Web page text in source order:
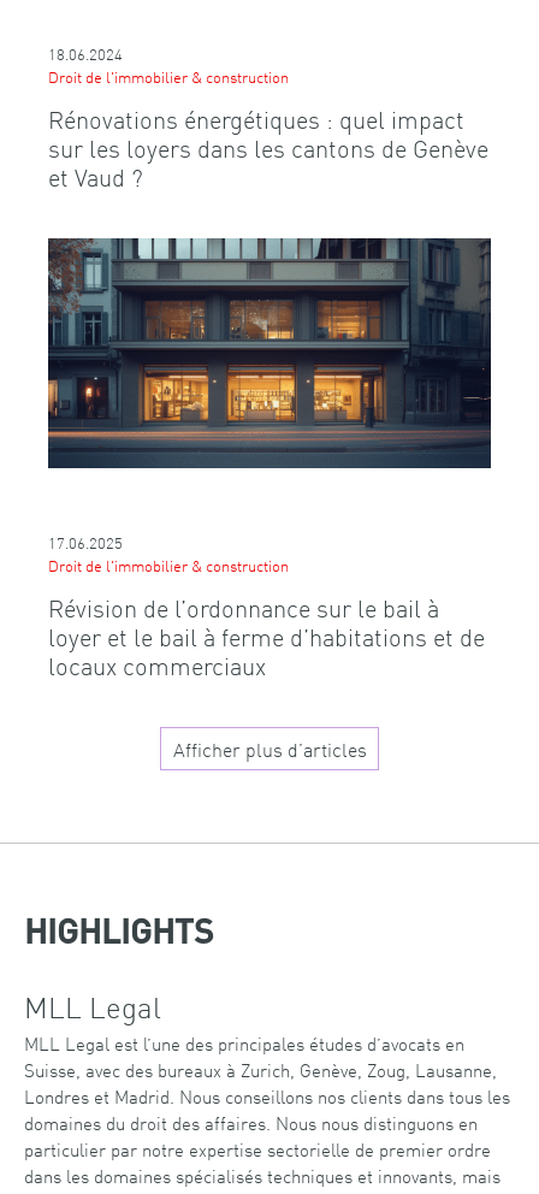
18.06.2024
Droit de l'immobilier & construction
Rénovations énergétiques : quel impact
sur les loyers dans les cantons de Genève
et Vaud ?
17.06.2025
Droit de l'immobilier & construction
Révision de l’ordonnance sur le bail à
loyer et le bail à ferme d’habitations et de
locaux commerciaux
Afficher plus d’articles
HIGHLIGHTS
MLL Legal
MLL Legal est l’une des principales études d’avocats en
Suisse, avec des bureaux à Zurich, Genève, Zoug, Lausanne,
Londres et Madrid. Nous conseillons nos clients dans tous les
domaines du droit des affaires. Nous nous distinguons en
particulier par notre expertise sectorielle de premier ordre
dans les domaines spécialisés techniques et innovants, mais